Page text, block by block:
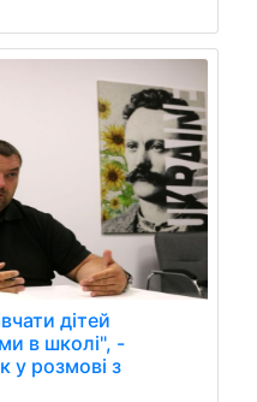
дітей
в школі", -
у розмові з